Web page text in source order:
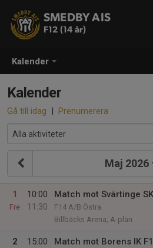
Kalender
SMEDBY AIS
F12 (14 år)
Kalender
Gå till idag | Prenumerera
Maj 2026
1
Fre
10:00
11:30
Match mot Svärtinge
F14 A/B Östra
Billbäcks Arena, A-plan
2
15:00
Match mot Borens IK